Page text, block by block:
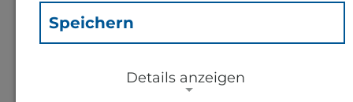
und Tierhygiene
Speichern
Details anzeigen